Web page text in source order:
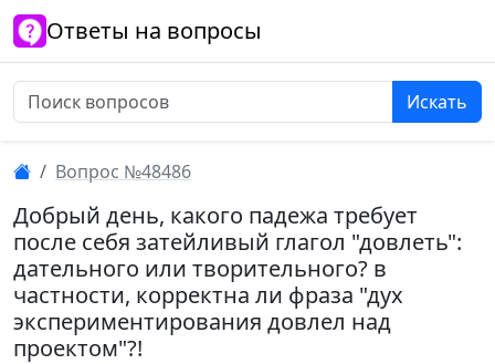
Ответы на вопросы
Искать
Вопрос №48486
Добрый день, какого падежа требует
после себя затейливый глагол "довлеть":
дательного или творительного? в
частности, корректна ли фраза "дух
экспериментирования довлел над
проектом"?!